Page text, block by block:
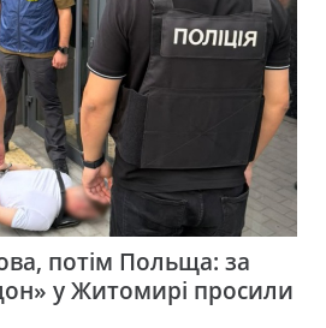
потім Польща: за
у Житомирі просили